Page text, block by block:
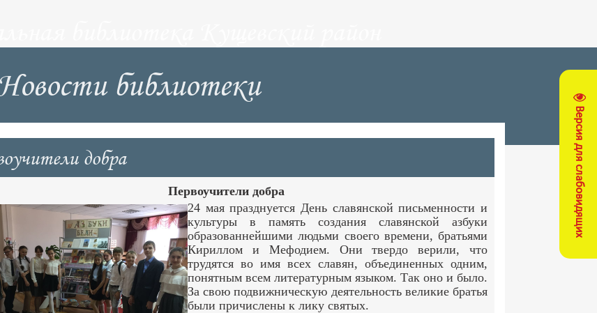
Версия для слабовидящих
библиотеки
добра
Первоучители добра
24 мая празднуется День славянской письменности и
культуры в память создания славянской азбуки
образованнейшими людьми своего времени, братьями
Кириллом и Мефодием. Они твердо верили, что
трудятся во имя всех славян, объединенных одним,
понятным всем литературным языком. Так оно и было.
За свою подвижническую деятельность великие братья
были причислены к лику святых.